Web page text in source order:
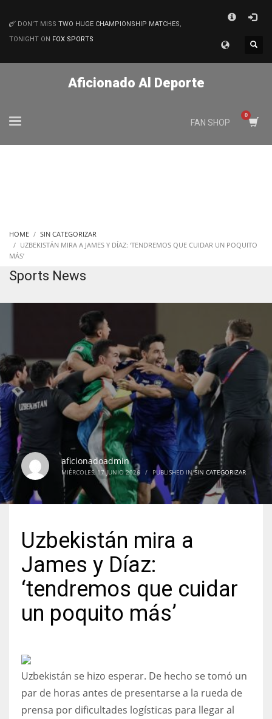
MATCHES
24
IND
DON'T MISS TWO HUGE CHAMPIONSHIP MATCHES,
TONIGHT ON FOX SPORTS
Aficionado Al Deporte
FAN SHOP
HOME
SIN CATEGORIZAR
UZBEKISTÁN MIRA A JAMES Y DÍAZ: ‘TENDREMOS QUE CUIDAR UN POQUITO
MÁS’
Sports News
aficionadoadmin
MIÉRCOLES, 17 JUNIO 2026 / PUBLISHED INSIN CATEGORIZAR
Uzbekistán mira a
James y Díaz:
‘tendremos que cuidar
un poquito más’
Uzbekistán se hizo esperar. De hecho se tomó un
par de horas antes de presentarse a la rueda de
prensa por dificultades logísticas para llegar al